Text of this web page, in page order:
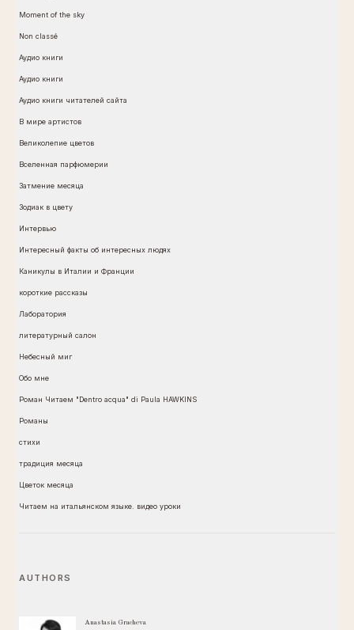
Moment of the sky
Non classé
Аудио книги
Аудио книги
Аудио книги читателей сайта
В мире артистов
Великолепие цветов
Вселенная парфюмерии
Затмение месяца
Зодиак в цвету
Интервью
Интересный факты об интересных людях
Каникулы в Италии и Франции
короткие рассказы
Лаборатория
литературный салон
Небесный миг
Обо мне
Роман Читаем "Dentro acqua" di Paula HAWKINS
Романы
стихи
традиция месяца
Цветок месяца
Читаем на итальянском языке. видео уроки
AUTHORS
Anastasia Gracheva